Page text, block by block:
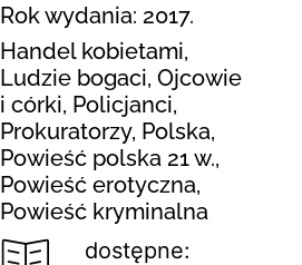
Rok wydania: 2017.
Handel kobietami,
Ludzie bogaci, Ojcowie
i córki, Policjanci,
Prokuratorzy, Polska,
Powieść polska 21 w.,
Powieść erotyczna,
Powieść kryminalna
dostępne: